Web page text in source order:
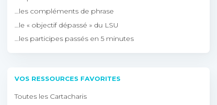
…les compléments de phrase
…le « objectif dépassé » du LSU
…les participes passés en 5 minutes
VOS RESSOURCES FAVORITES
Toutes les Cartacharis